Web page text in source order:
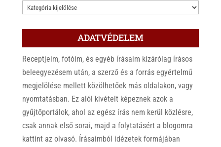
KATEGÓRIÁK
ADATVÉDELEM
Receptjeim, fotóim, és egyéb írásaim kizárólag írásos
beleegyezésem után, a szerző és a forrás egyértelmű
megjelölése mellett közölhetőek más oldalakon, vagy
nyomtatásban. Ez alól kivételt képeznek azok a
gyűjtőportálok, ahol az egész írás nem kerül közlésre,
csak annak első sorai, majd a folytatásért a blogomra
kattint az olvasó. Írásaimból idézetek formájában